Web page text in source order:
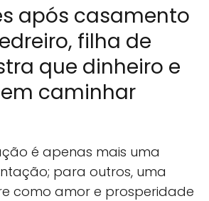
após casamento
filha de
que dinheiro e
caminhar
é apenas mais uma
para outros, uma
como amor e prosperidade